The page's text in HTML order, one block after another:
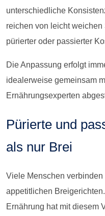
unterschiedliche
reichen von leicht
pürierter oder passierter
Die Anpassung erfolgt
idealerweise gemeinsam
Ernährungsexperten
Pürierte und
als nur Brei
Viele Menschen
appetitlichen
Ernährung hat mit diesem